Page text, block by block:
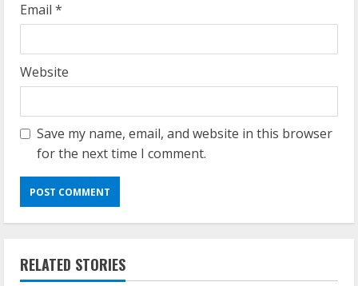
Email *
Website
Save my name, email, and website in this browser
for the next time I comment.
RELATED STORIES